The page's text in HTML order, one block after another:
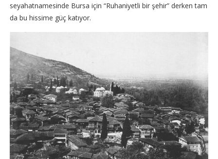
seyahatnamesinde Bursa için “Ruhaniyetli bir şehir” derken tam
da bu hissime güç katıyor.